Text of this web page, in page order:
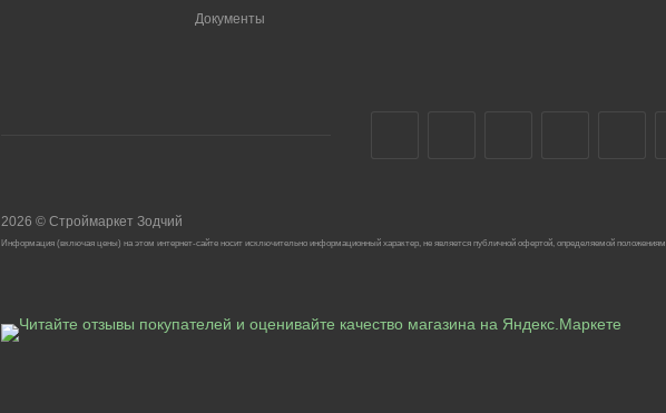
Документы
2026 © Строймаркет Зодчий
Информация (включая цены) на этом интернет-сайте носит исключительно информационный характер, не является публичной офертой, определяемой